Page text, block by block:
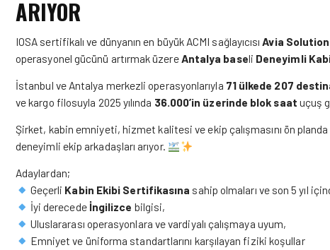
ARIYOR
IOSA sertifikalı ve dünyanın en büyük ACMI sağlayıcısıAvia
operasyonel gücünü artırmak üzereAntalya baseli Deneyimli
İstanbul ve Antalya merkezli operasyonlarıyla 71 ülkede 207
ve kargo filosuyla 2025 yılında 36.000’in üzerinde blok saat uçuş
Şirket, kabin emniyeti, hizmet kalitesi ve ekip çalışmasını ön
deneyimli ekip arkadaşları arıyor.
Adaylardan;
Geçerli Kabin Ekibi Sertifikasına sahip olmaları ve son 5 yıl
İyi derecede İngilizce bilgisi,
Uluslararası operasyonlara ve vardiyalı çalışmaya uyum,
Emniyet ve üniforma standartlarını karşılayan fiziki koşullar